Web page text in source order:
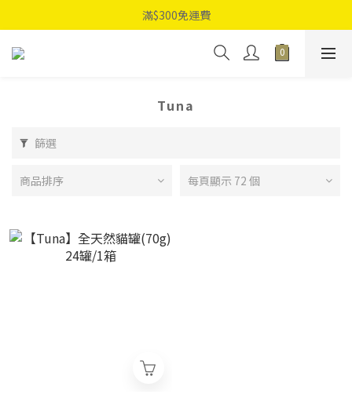
滿$300免運費
Tuna
篩選
商品排序 每頁顯示 72 個